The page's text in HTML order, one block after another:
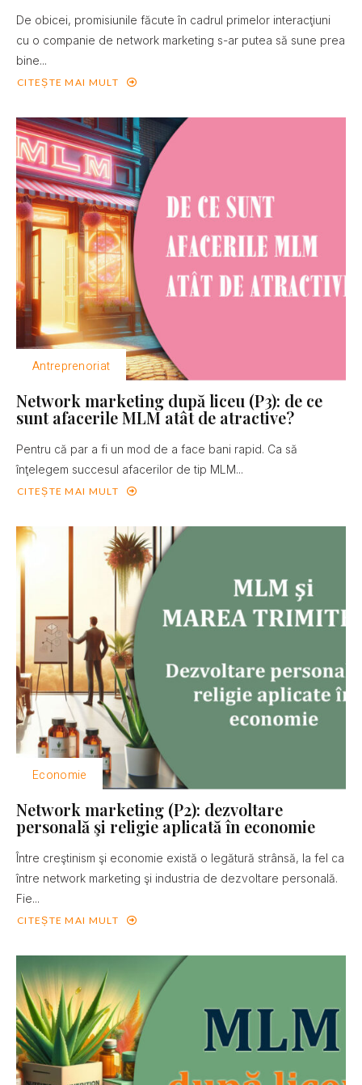
De obicei, promisiunile făcute în cadrul primelor interacţiuni
cu o companie de network marketing s-ar putea să sune prea
bine...
CITEȘTE MAI MULT
Antreprenoriat
Network marketing după liceu (P3): de ce
sunt afacerile MLM atât de atractive?
Pentru că par a fi un mod de a face bani rapid. Ca să
înţelegem succesul afacerilor de tip MLM...
CITEȘTE MAI MULT
Economie
Network marketing (P2): dezvoltare
personală şi religie aplicată în economie
Între creştinism şi economie există o legătură strânsă, la fel ca
între network marketing şi industria de dezvoltare personală.
Fie...
CITEȘTE MAI MULT